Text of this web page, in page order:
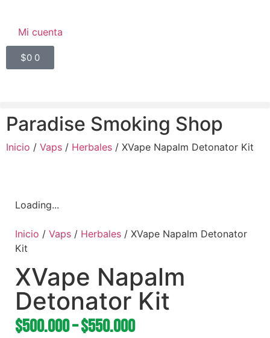
Mi cuenta
$0 0
Paradise Smoking Shop
Inicio / Vaps / Herbales / XVape Napalm Detonator Kit
Loading...
Inicio / Vaps / Herbales / XVape Napalm Detonator
Kit
XVape Napalm
Detonator Kit
$500.000–$550.000